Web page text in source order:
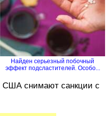
Найден серьезный побочный
эффект подсластителей. Особо...
снимают санкции с